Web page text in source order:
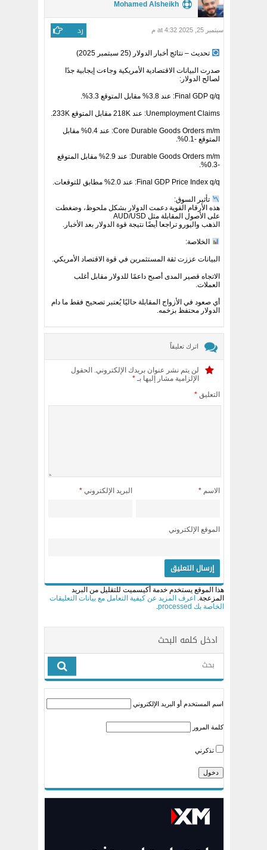
Mohamed Alsheikh
سبتمبر 25, 2025 at 4:32 م رد
تحديث – نتائج أخبار الدولار (25 سبتمبر 2025)
صدرت البيانات الاقتصادية الأمريكية وجاءت إيجابية جدًا
لصالح الدولار:
Final GDP q/q: عند 3.8% مقابل المتوقع 3.3%.
Unemployment Claims: عند 218K مقابل المتوقع 233K.
Core Durable Goods Orders m/m: عند 0.4% مقابل
المتوقع -0.1%.
Durable Goods Orders m/m: عند 2.9% مقابل المتوقع
-0.3%.
Final GDP Price Index q/q: عند 2.0% مطابق للتوقعات.
تأثير السوق:
هذه الأرقام القوية دعمت الدولار بشكل ملحوظ، وضغطت
على الأصول المقابلة مثل AUD/USD
الذهب واليورو تراجعا أيضًا نتيجة قوة الدولار بعد الأخبار.
الخلاصة:
البيانات عززت ثقة المستثمرين في قوة الاقتصاد الأمريكي.
الاتجاه قصير المدى أصبح داعمًا للدولار مقابل أغلب
العملات.
أي صعود في الأزواج المقابلة حاليًا يُعتبر تصحيح فقط ما دام
الدولار محتفظ بزخمه.
اترك تعليقاً
لن يتم نشر عنوان بريدك الإلكتروني. الحقول
الإلزامية مشار إليها بـ *
التعليق *
الاسم * البريد الإلكتروني *
الموقع الإلكتروني
هذا الموقع يستخدم خدمة أكيسميت للتقليل من البريد
المزعجة. اعرف المزيد عن كيفية التعامل مع بيانات التعليقات
الخاصة بك processed
ادخل كلمه البحث
اسم المستخدم أو البريد الإلكتروني
كلمة المرور
تذكرني